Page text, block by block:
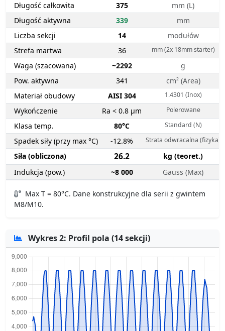
Długość całkowita
375
mm (L)
Długość aktywna
339
mm
Liczba sekcji
14
modułów
Strefa martwa
36 mm (2x 18mm starter)
Waga (szacowana) ~2292
g
Pow. aktywna
341
cm² (Area)
Materiał obudowy
AISI 304 1.4301 (Inox)
Wykończenie Ra < 0.8 µm Polerowane
Klasa temp. 80°C Standard (N)
Spadek siły (przy max °C) -12.8% Strata odwracalna (fizyka)
Siła (obliczona) 26.2
kg (teoret.)
Indukcja (pow.)
~8 000 Gauss (Max)
Max T = 80°C. Dane konstrukcyjne dla serii z gwintem
M8/M10.
Wykres 2: Profil pola (14 sekcji)